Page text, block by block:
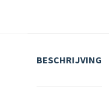
BESCHRIJVING